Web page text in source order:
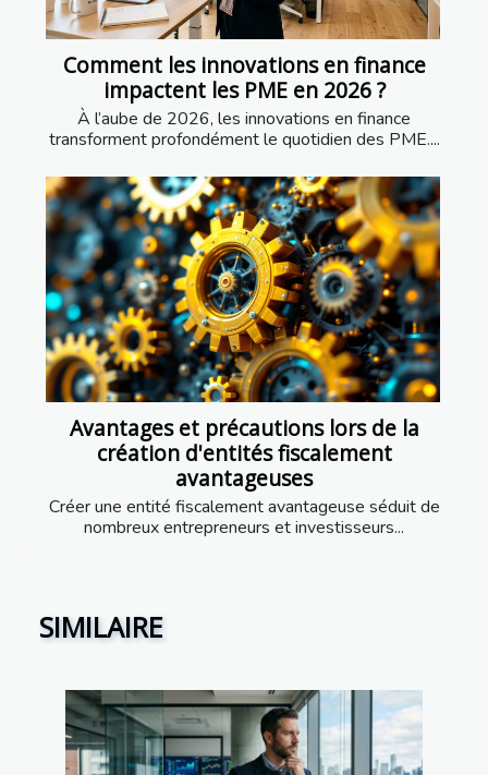
Comment les innovations en finance
impactent les PME en 2026 ?
À l’aube de 2026, les innovations en finance
transforment profondément le quotidien des PME....
Avantages et précautions lors de la
création d'entités fiscalement
avantageuses
Créer une entité fiscalement avantageuse séduit de
nombreux entrepreneurs et investisseurs...
SIMILAIRE